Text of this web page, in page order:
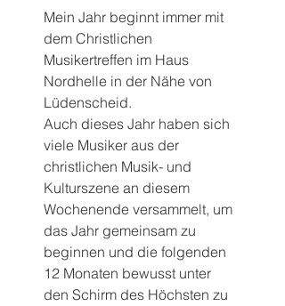
Mein Jahr beginnt immer mit
dem Christlichen
Musikertreffen im Haus
Nordhelle in der Nähe von
Lüdenscheid.
Auch dieses Jahr haben sich
viele Musiker aus der
christlichen Musik- und
Kulturszene an diesem
Wochenende versammelt, um
das Jahr gemeinsam zu
beginnen und die folgenden
12 Monaten bewusst unter
den Schirm des Höchsten zu